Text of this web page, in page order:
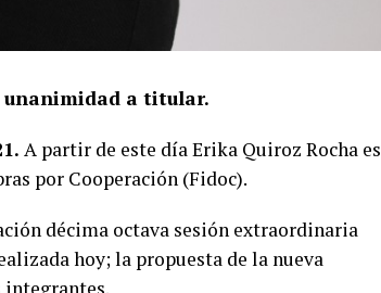
unanimidad a titular.
A partir de este día Erika Quiroz Rocha es
por Cooperación (Fidoc).
décima octava sesión extraordinaria
hoy; la propuesta de la nueva